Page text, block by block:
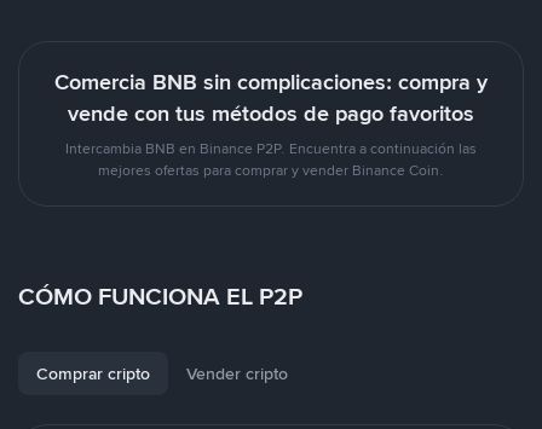
Comercia BNB sin complicaciones: compra y
vende con tus métodos de pago favoritos
Intercambia BNB en Binance P2P. Encuentra a continuación las
mejores ofertas para comprar y vender Binance Coin.
CÓMO FUNCIONA EL P2P
Comprar cripto Vender cripto